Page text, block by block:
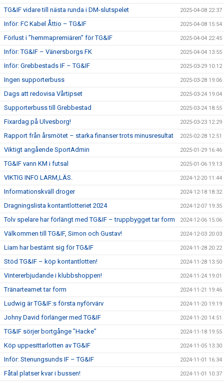
TG&IF vidare till nästa runda i DM-slutspelet 2025-04-08 22:37
Inför: FC Kabel Åttio – TG&IF 2025-04-08 15:54
Förlust i ”hemmapremiären” för TG&IF 2025-04-04 22:45
Inför: TG&IF – Vänersborgs FK 2025-04-04 13:55
Inför: Grebbestads IF – TG&IF 2025-03-29 10:12
Ingen supporterbuss 2025-03-28 19:06
Dags att redovisa Vårtipset 2025-03-24 19:04
Supporterbuss till Grebbestad 2025-03-24 18:55
Fixardag på Ulvesborg! 2025-03-23 12:29
Rapport från årsmötet – starka finanser trots minusresultat 2025-02-28 12:51
Viktigt angående SportAdmin 2025-01-29 16:46
TG&IF vann KM i futsal 2025-01-06 19:13
VIKTIG INFO LARM,LÄS. 2024-12-20 11:44
Informationskväll droger 2024-12-18 18:32
Dragningslista kontantlotteriet 2024 2024-12-07 19:35
Tolv spelare har förlängt med TG&IF – truppbygget tar form 2024-12-06 15:06
Välkommen till TG&IF, Simon och Gustav! 2024-12-03 20:03
Liam har bestämt sig för TG&IF 2024-11-28 20:22
Stöd TG&IF – köp kontantlotten! 2024-11-28 13:50
Vintererbjudande i klubbshoppen! 2024-11-24 19:01
Tränarteamet tar form 2024-11-21 19:46
Ludwig är TG&IF:s första nyförvärv 2024-11-20 19:19
Johny David förlänger med TG&IF 2024-11-20 14:51
TG&IF sörjer bortgånge ”Hacke” 2024-11-18 19:55
Köp uppesittarlotten av TG&IF 2024-11-05 13:30
Inför: Stenungsunds IF – TG&IF 2024-11-01 16:34
Fåtal platser kvar i bussen! 2024-11-01 10:37